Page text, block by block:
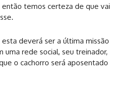
então temos certeza de que vai
deverá ser a última missão
uma rede social, seu treinador,
o cachorro será aposentado